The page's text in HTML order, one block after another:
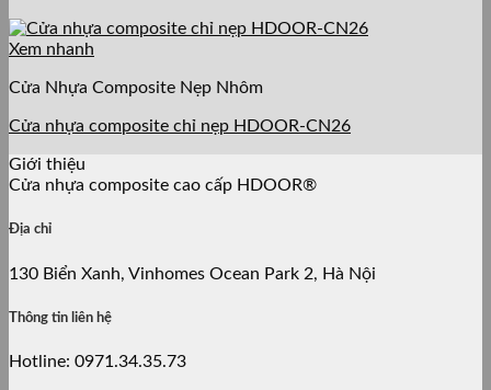
Xem nhanh
Cửa Nhựa Composite Nẹp Nhôm
Cửa nhựa composite chỉ nẹp HDOOR-CN26
Giới thiệu
Cửa nhựa composite cao cấp HDOOR®
Địa chỉ
130 Biển Xanh, Vinhomes Ocean Park 2, Hà Nội
Thông tin liên hệ
Hotline: 0971.34.35.73